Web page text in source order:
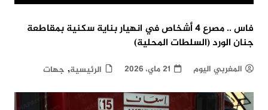
فاس .. مصرع 4 أشخاص في انهيار بناية سكنية بمقاطعة
جنان الورد (السلطات المحلية)
المغربي اليوم 21 ماي، 2026 الرئيسية, جهات